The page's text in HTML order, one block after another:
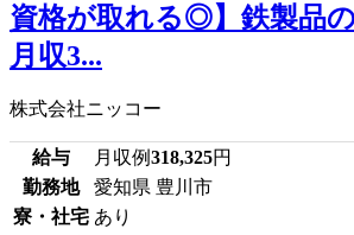
資格が取れる◎】鉄製品の
月収3...
株式会社ニッコー
給与 月収例318,325円
勤務地
愛知県 豊川市
寮・社宅 あり